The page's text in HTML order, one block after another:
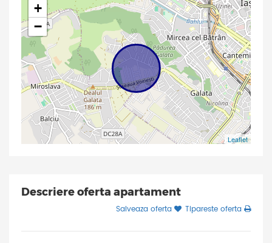
+
−
Leaflet
Descriere oferta apartament
Salveaza oferta Tipareste oferta